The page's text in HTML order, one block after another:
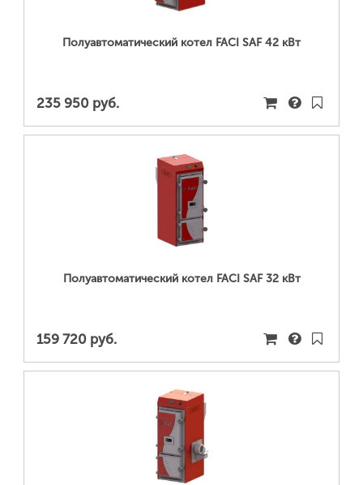
Полуавтоматический котел FACI SAF 42 кВт
235 950 руб.
ПОДРОБНЕЕ...
Полуавтоматический котел FACI SAF 32 кВт
159 720 руб.
ПОДРОБНЕЕ...